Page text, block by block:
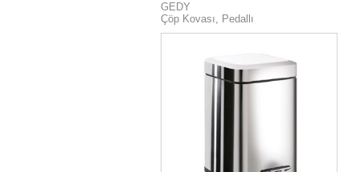
GEDY
Çöp Kovası, Pedallı